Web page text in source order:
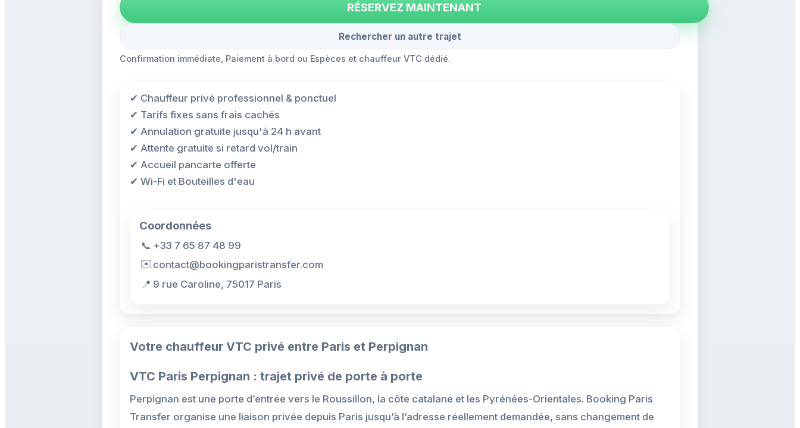
RÉSERVEZ MAINTENANT
Rechercher un autre trajet
Confirmation immédiate, Paiement à bord ou Espèces et chauffeur VTC dédié.
✔ Chauffeur privé professionnel & ponctuel
✔ Tarifs fixes sans frais cachés
✔ Annulation gratuite jusqu'à 24 h avant
✔ Attente gratuite si retard vol/train
✔ Accueil pancarte offerte
✔ Wi-Fi et Bouteilles d'eau
Coordonnées
📞 +33 7 65 87 48 99
✉️ contact@bookingparistransfer.com
📍 9 rue Caroline, 75017 Paris
Votre chauffeur VTC privé entre Paris et Perpignan
VTC Paris Perpignan : trajet privé de porte à porte
Perpignan est une porte d’entrée vers le Roussillon, la côte catalane et les Pyrénées-Orientales. Booking Paris
Transfer organise une liaison privée depuis Paris jusqu’à l’adresse réellement demandée, sans changement de